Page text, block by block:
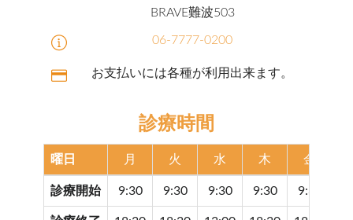
BRAVE難波503
06-7777-0200
お支払いには各種が利用出来ます。
診療時間
曜日 月 火 水 木 金
診療開始 9:30 9:30 9:30 9:30 9:30